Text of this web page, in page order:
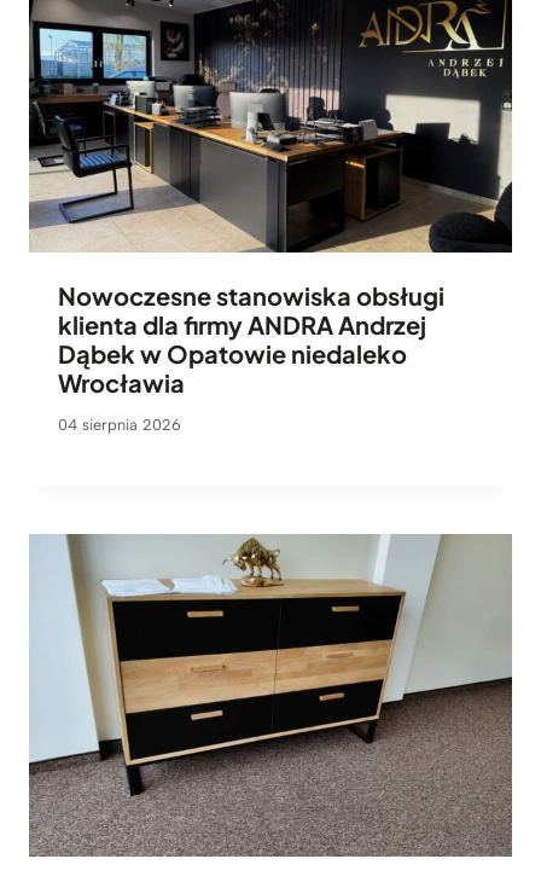
Nowoczesne stanowiska obsługi
klienta dla firmy ANDRA Andrzej
Dąbek w Opatowie niedaleko
Wrocławia
04 sierpnia 2026